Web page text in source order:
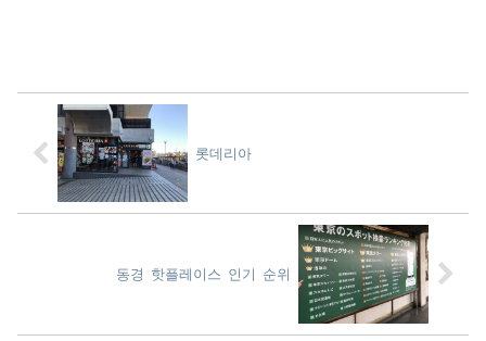
롯데리아
동경 핫플레이스 인기 순위